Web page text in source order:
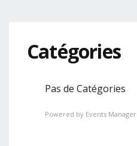
Catégories
Pas de Catégories
Powered by Events Manager